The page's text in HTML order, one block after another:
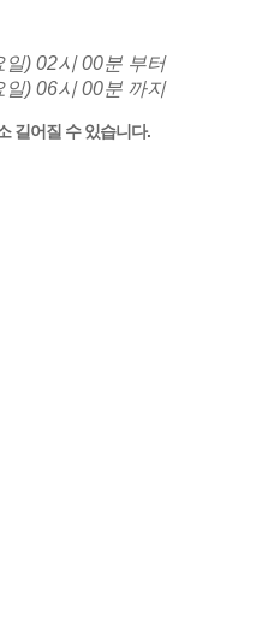
) 02시 00분 부터
) 06시 00분 까지
길어질 수 있습니다.